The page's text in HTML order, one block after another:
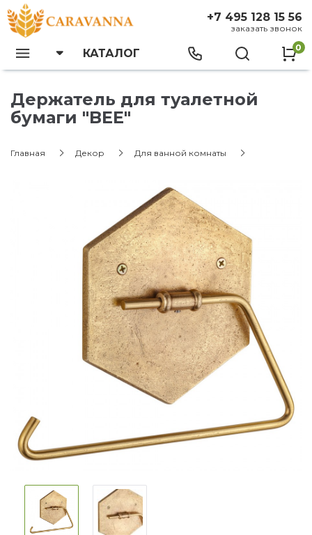
+7 495 128 15 56
заказать звонок
КАТАЛОГ 0
Держатель для туалетной
бумаги "BEE"
Главная Декор Для ванной комнаты